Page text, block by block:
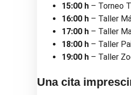
15:00 h – Torneo
16:00 h – Taller
17:00 h – Taller
18:00 h – Taller
19:00 h – Taller
Una cita